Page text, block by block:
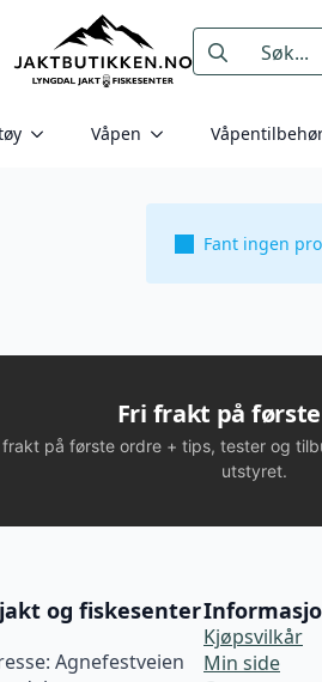
Search
for:
Våpen
Fant ingen
Fri frakt på
frakt på første ordre + tips, tester og
utstyret.
og fiskesenter
Agnefestveien
Kjøpsvilkår
Min side